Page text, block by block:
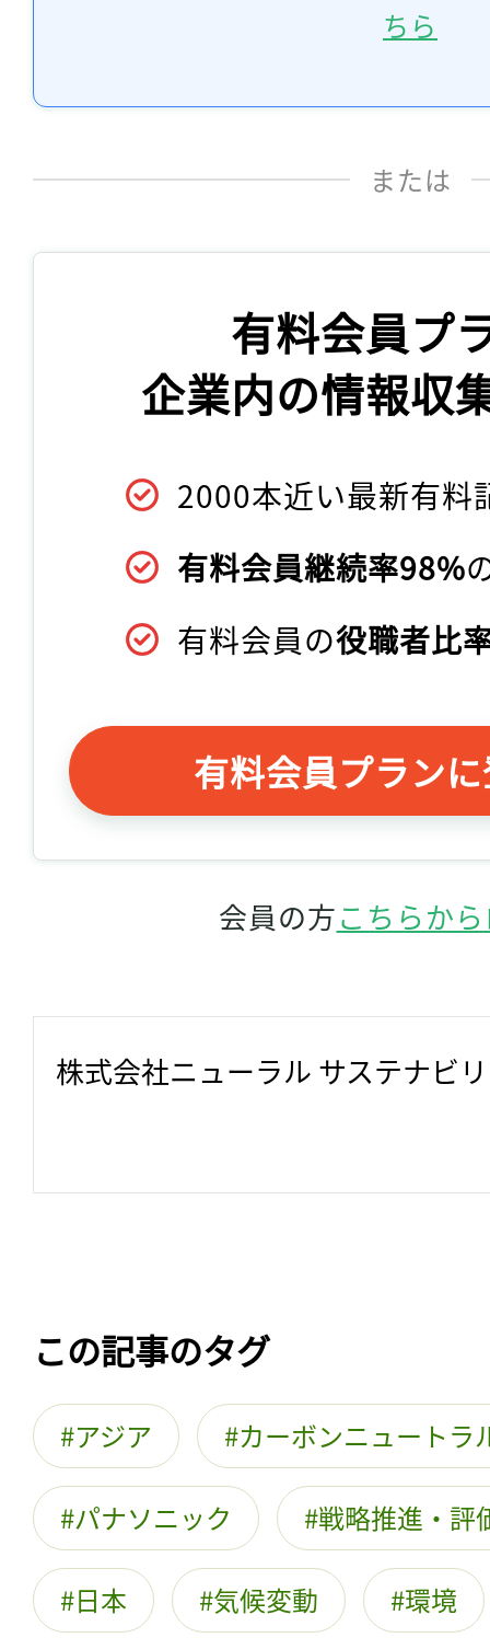
ちら
または
有料会員プ
企業内の情報収
2000本近い最新有料
有料会員継続率98%
有料会員の役職者比
有料会員プラン
会員の方こちらか
株式会社ニューラル サステナビ
この記事のタグ
アジア カーボンニュートラ
パナソニック 戦略推進・評
日本 気候変動 環境